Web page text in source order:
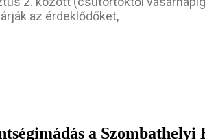
az érdeklődőket,
a Szombathelyi